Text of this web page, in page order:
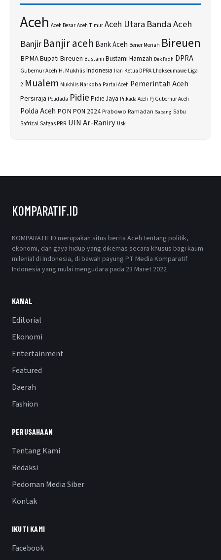
Aceh Aceh BesarAceh TimurAceh Utara Banda Aceh
BanjirBanjir aceh Bank Aceh Bener Meriah Bireuen
BPMABupati Bireuen Bustami Bustami Hamzah Dek Fadh DPRA
Gubernur Aceh H. MukhlisIndonesia Iran Ketua DPRA Lhokseumawe Liga
2 Mualem Mukhlis Narkoba Partai Aceh Pemerintah Aceh
Persiraja Peudada Pidie Pidie Jaya Pilkada Aceh Pj Gubernur Aceh
Polda Aceh PON PON 2024Prabowo Ramadan Sabang Sabu
Safrizal Satgas PRR UIN Ar-Raniry Usk
KOMPARATIF.ID
KOMPARATIF.ID merupakan situs berita Aceh tentang politik,
ekonomi, dan gaya hidup yang dikemas secara khusus bagi kaum
milenial di Indonesia, di bawah payung PT Media Komparatif
Indonesia yang mulai mengudara pada 23 Maret 2022
KANAL
Editorial
Ekonomi
Entertainment
Featured
Daerah
Fashion
PERUSAHAAN
Tentang Kami
Redaksi
Pedoman Media Siber
Kontak
IKUTI KAMI
Facebook